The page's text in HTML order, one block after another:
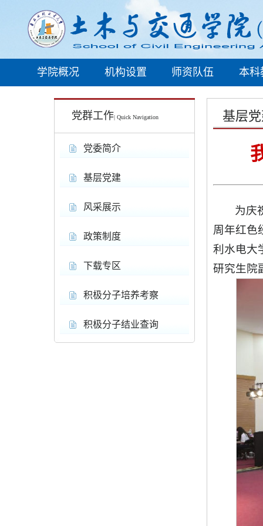
学院概况 机构设置 师资队伍 本科
党群工作| Quick Navigation
党委简介
基层党建
风采展示
政策制度
下载专区
积极分子培养考察
积极分子结业查询
基层
为庆
周年红色
利水电大
研究生院